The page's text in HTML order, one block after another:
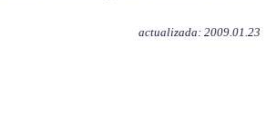
actualizada: 2009.01.23